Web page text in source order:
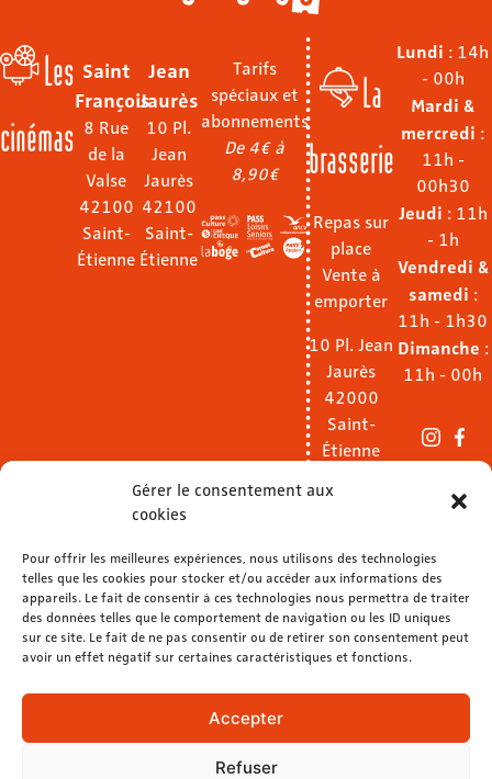
Gérer le consentement aux
cookies
Pour offrir les meilleures expériences, nous utilisons des technologies
telles que les cookies pour stocker et/ou accéder aux informations des
appareils. Le fait de consentir à ces technologies nous permettra de traiter
des données telles que le comportement de navigation ou les ID uniques
sur ce site. Le fait de ne pas consentir ou de retirer son consentement peut
avoir un effet négatif sur certaines caractéristiques et fonctions.
Accepter
Refuser
Les
cinémas
Saint
François
8 Rue
de la
Valse
42100
Saint-
Étienne
Jean
Jaurès
10 Pl.
Jean
Jaurès
42100
Saint-
Étienne
Tarifs
spéciaux et
abonnements
De 4€ à
8,90€
La
brasserie
Repas sur
place
Vente à
emporter
10 Pl. Jean
Jaurès
42000
Saint-
Étienne
Voir le
04 77 32
40 92
Lundi : 14h
- 00h
Mardi &
mercredi :
11h -
00h30
Jeudi : 11h
- 1h
Vendredi &
samedi :
11h - 1h30
Dimanche :
11h - 00h
contact@lemelies.com
04 77 32 32 01